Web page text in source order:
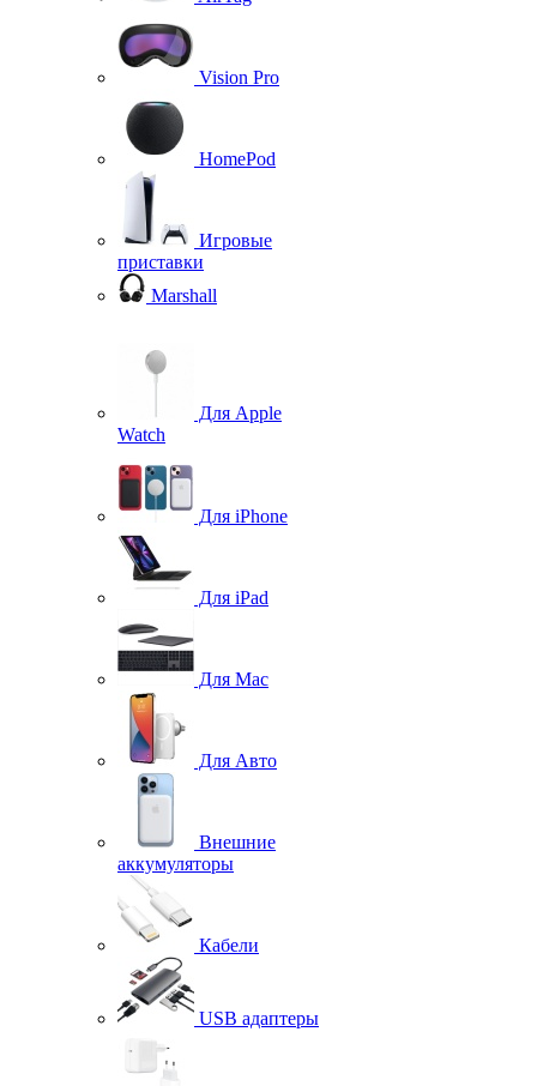
Vision Pro
HomePod
Игровые
приставки
Marshall
Для Apple
Watch
Для iPhone
Для iPad
Для Mac
Для Авто
Внешние
аккумуляторы
Кабели
USB адаптеры